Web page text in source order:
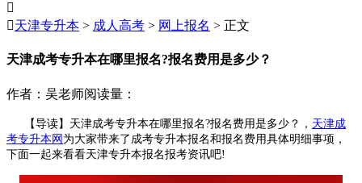

天津专升本 > 成人高考 > 网上报名 > 正文
天津成考专升本在哪里报名?报名费用是多少？
作者：吴老师阅读量：
【导读】天津成考专升本在哪里报名?报名费用是多少？， 天津成
考专升本网为大家带来了成考专升本报名和报名费用具体明细事项，
下面一起来看看天津专升本报名报考资讯吧!